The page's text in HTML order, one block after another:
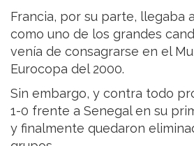
Francia, por su parte, llegaba
como uno de los grandes
venía de consagrarse en el
Eurocopa del 2000.
Sin embargo, y contra todo
1-0 frente a Senegal en su
y finalmente quedaron